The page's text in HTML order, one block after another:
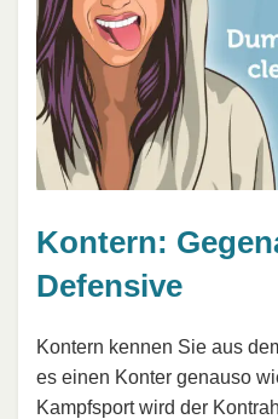
Kontern:
Defensive
Kontern kennen Sie aus
es einen Konter genauso
Kampfsport wird der